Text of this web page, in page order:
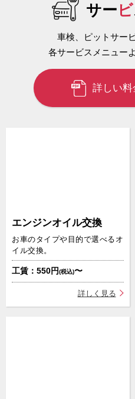
サー ビ
車検、ピットサー
各サービスメニュー
詳しい料
エンジンオイル交換
お車のタイプや目的で選べるオ
イル交換。
工賃：550円(税込)〜
詳しく見る
オイル交換
オイル交換
オイル・エレメント
タイヤ交換